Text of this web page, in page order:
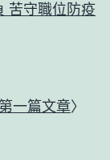
苦守職位防疫
一篇文章〉